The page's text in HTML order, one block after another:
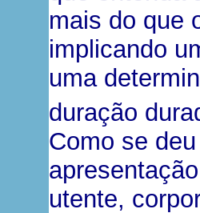
mais do que
implicando
uma
duração
Como se
utente,